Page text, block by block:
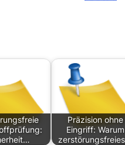
Präzision ohne
Eingriff: Warum